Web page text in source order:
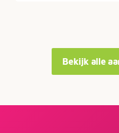
Bekijk alle